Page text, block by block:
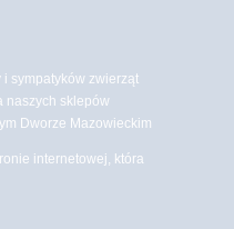
sympatyków zwierząt
naszych sklepów
Dworze Mazowieckim
internetowej, która